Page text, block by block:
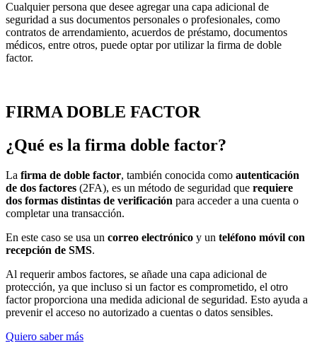
Cualquier persona que desee agregar una capa adicional de
seguridad a sus documentos personales o profesionales, como
contratos de arrendamiento, acuerdos de préstamo, documentos
médicos, entre otros, puede optar por utilizar la firma de doble
factor.
FIRMA DOBLE FACTOR
¿Qué es la firma doble factor?
La firma de doble factor, también conocida como autenticación
de dos factores (2FA), es un método de seguridad que requiere
dos formas distintas de verificación para acceder a una cuenta o
completar una transacción.
En este caso se usa un correo electrónico y un teléfono móvil con
recepción de SMS.
Al requerir ambos factores, se añade una capa adicional de
protección, ya que incluso si un factor es comprometido, el otro
factor proporciona una medida adicional de seguridad. Esto ayuda a
prevenir el acceso no autorizado a cuentas o datos sensibles.
Quiero saber más